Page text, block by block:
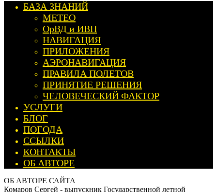
БАЗА ЗНАНИЙ
МЕТЕО
ОрВД и ИВП
НАВИГАЦИЯ
ПРИЛОЖЕНИЯ
АЭРОНАВИГАЦИЯ
ПРАВИЛА ПОЛЕТОВ
ПРИНЯТИЕ РЕШЕНИЯ
ЧЕЛОВЕЧЕСКИЙ ФАКТОР
УСЛУГИ
БЛОГ
ПОГОДА
ССЫЛКИ
КОНТАКТЫ
ОБ АВТОРЕ
ОБ АВТОРЕ САЙТА
Комаров Сергей - выпускник Государственной летной